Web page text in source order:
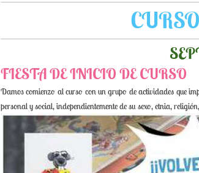
FIESTA DE INICIO DE CURSO
Damos comienzo al curso con un grupo de actividades que
personal y social, independientemente de su sexo, etnia,